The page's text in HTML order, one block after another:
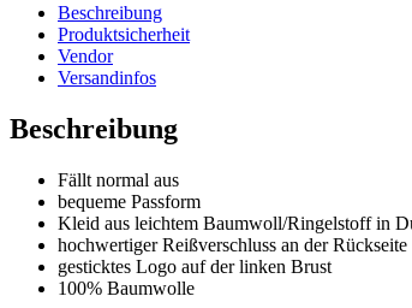
Beschreibung
Produktsicherheit
Vendor
Versandinfos
Beschreibung
Fällt normal aus
bequeme Passform
Kleid aus leichtem Baumwoll/Ringelstoff in
hochwertiger Reißverschluss an der Rückseite
gesticktes Logo auf der linken Brust
100% Baumwolle